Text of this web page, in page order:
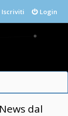
Login
Iscriviti
dal